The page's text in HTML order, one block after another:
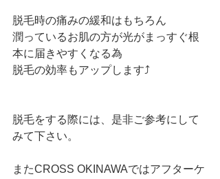
脱毛時の痛みの緩和はもちろん
潤っているお肌の方が光がまっすぐ根
本に届きやすくなる為
脱毛の効率もアップします⤴︎
脱毛をする際には、是非ご参考にして
みて下さい。
またCROSS OKINAWAではアフターケ